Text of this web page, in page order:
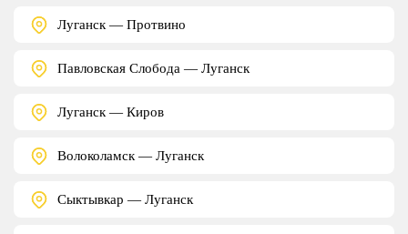
Луганск — Протвино
Павловская Слобода — Луганск
Луганск — Киров
Волоколамск — Луганск
Сыктывкар — Луганск